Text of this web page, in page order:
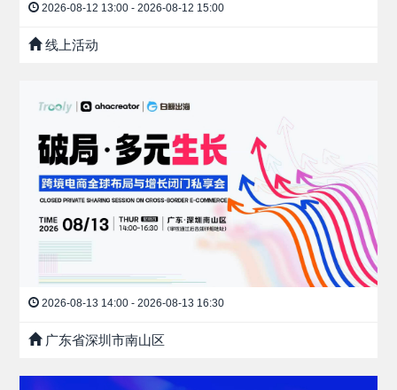
2026-08-12 13:00 - 2026-08-12 15:00
线上活动
2026-08-13 14:00 - 2026-08-13 16:30
广东省深圳市南山区